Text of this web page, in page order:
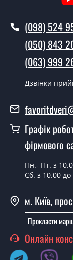
У той самий
Чи
Так можна.
У вас є
Так, ми маємо
дверей.
Яка
Від 5200 грн.
Потрібні
Кожна наша
(098) 524
(050) 843
(063) 999
Дзвінки
Графік
фірмового
Пн.- Пт. з
Сб. з 10.00 до
м. Київ,
Прокласти
Онлайн